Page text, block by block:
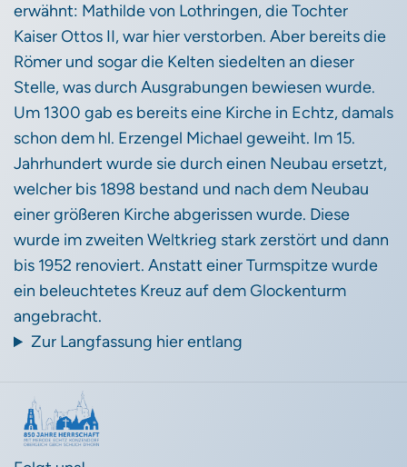
erwähnt: Mathilde von Lothringen, die Tochter
Kaiser Ottos II, war hier verstorben. Aber bereits die
Römer und sogar die Kelten siedelten an dieser
Stelle, was durch Ausgrabungen bewiesen wurde.
Um 1300 gab es bereits eine Kirche in Echtz, damals
schon dem hl. Erzengel Michael geweiht. Im 15.
Jahrhundert wurde sie durch einen Neubau ersetzt,
welcher bis 1898 bestand und nach dem Neubau
einer größeren Kirche abgerissen wurde. Diese
wurde im zweiten Weltkrieg stark zerstört und dann
bis 1952 renoviert. Anstatt einer Turmspitze wurde
ein beleuchtetes Kreuz auf dem Glockenturm
angebracht.
Zur Langfassung hier entlang